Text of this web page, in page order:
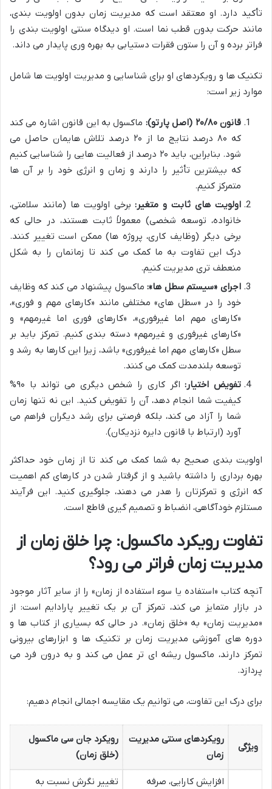
تأکید دارد. او معتقد است که مدیریت زمان بدون اولویت بندی،
مانند حرکت بدون قطب نما است. او دیدگاه سنتی اولویت بندی را
فراتر برده و آن را ستون فقرات دستیابی به بهره وری پایدار می داند.
تکنیک ها و رویکردهای او برای شناسایی و مدیریت اولویت ها شامل
موارد زیر است:
قانون ۲۰/۸۰ (اصل پارتو):
ماکسول به این قانون اشاره می کند
که ۸۰ درصد نتایج ما از ۲۰ درصد تلاش هایمان حاصل می
شود. بنابراین، باید ۲۰ درصد از فعالیت هایی را شناسایی کنیم
که بیشترین تأثیر را دارند و زمان و انرژی خود را بر آن ها
متمرکز کنیم.
اولویت های ثابت و متغیر:برخی اولویت ها (مانند سلامتی،
خانواده، توسعه شخصی) معمولاً ثابت هستند، در حالی که
برخی دیگر (وظایف کاری، پروژه ها) ممکن است تغییر کنند.
درک این تفاوت به ما کمک می کند تا زمانمان را به شکل
منعطف تری مدیریت کنیم.
اجرای «سیستم سطل ها»:ماکسول پیشنهاد می کند که وظایف
خود را در «سطل های» مختلفی مانند «کارهای مهم و فوری»،
«کارهای مهم اما غیرفوری»، «کارهای فوری اما غیرمهم» و
«کارهای غیرفوری و غیرمهم» دسته بندی کنیم. تمرکز باید بر
سطل «کارهای مهم اما غیرفوری» باشد، زیرا این کارها به رشد و
توسعه بلندمدت کمک می کنند.
تفویض اختیار:
اگر کاری را شخص دیگری می تواند با ۹۰%
کیفیت شما انجام دهد، آن را تفویض کنید. این نه تنها زمان
شما را آزاد می کند، بلکه فرصتی برای رشد دیگران فراهم می
آورد (ارتباط با قانون دایره نزدیکان).
اولویت بندی صحیح به شما کمک می کند تا از زمان خود حداکثر
بهره برداری را داشته باشید و از گرفتار شدن در کارهای کم اهمیت
که انرژی و تمرکزتان را هدر می دهند، جلوگیری کنید. این فرآیند
مستلزم خودآگاهی، انضباط و تصمیم گیری قاطع است.
تفاوت رویکرد ماکسول: چرا خلق زمان از
مدیریت زمان فراتر می رود؟
آنچه کتاب «استفاده یا سوء استفاده از زمان» را از سایر آثار موجود
در بازار متمایز می کند، تمرکز آن بر یک تغییر پارادایم است: از
«مدیریت زمان» به «خلق زمان». در حالی که بسیاری از کتاب ها و
دوره های آموزشی مدیریت زمان بر تکنیک ها و ابزارهای بیرونی
تمرکز دارند، ماکسول ریشه ای تر عمل می کند و به درون فرد می
پردازد.
برای درک این تفاوت، می توانیم یک مقایسه اجمالی انجام دهیم:
ویژگی
رویکردهای سنتی مدیریت
زمان
رویکرد جان سی ماکسول
(خلق زمان)
افزایش کارایی، صرفه
تغییر نگرش نسبت به